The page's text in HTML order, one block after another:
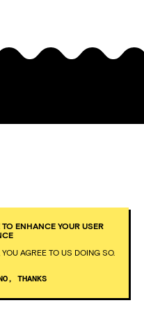
ENHANCE YOUR USER
AGREE TO US DOING SO.
THANKS